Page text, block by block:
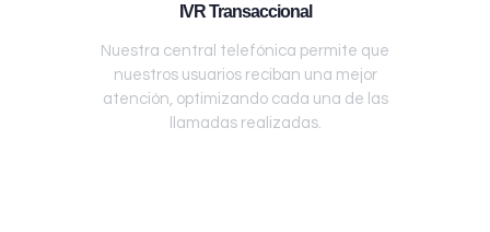
IVR Transaccional
Nuestra central telefónica permite que
nuestros usuarios reciban una mejor
atención, optimizando cada una de las
llamadas realizadas.